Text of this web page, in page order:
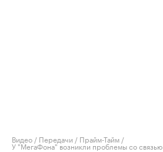
Видео / Передачи / Прайм-Тайм /
У "МегаФона" возникли проблемы со связью